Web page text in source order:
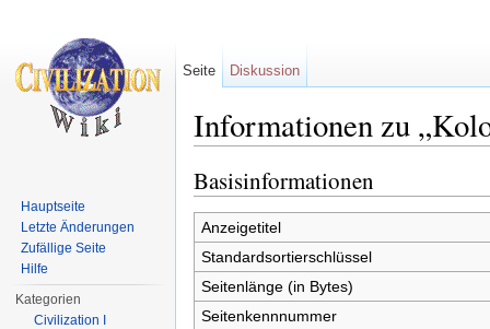
Informationen zu
Basisinformationen
Anzeigetitel
Standardsortierschlüssel
Seitenlänge (in Bytes)
Seitenkennnummer
Seite Diskussion
Hauptseite
Letzte Änderungen
Zufällige Seite
Hilfe
Kategorien
Civilization I